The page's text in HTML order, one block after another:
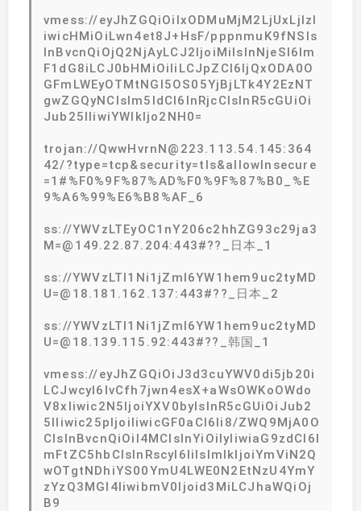
vmess://eyJhZGQiOiIxODMuMjM2LjUxLjIzI
iwicHMiOiLwn4et8J+HsF/pppnmuK9fNSIs
InBvcnQiOjQ2NjAyLCJ2IjoiMiIsInNjeSI6Im
F1dG8iLCJ0bHMiOiIiLCJpZCI6IjQxODA0O
GFmLWEyOTMtNGI5OS05YjBjLTk4Y2EzNT
gwZGQyNCIsIm5ldCI6InRjcCIsInR5cGUiOi
Jub25lIiwiYWlkIjo2NH0=
trojan://QwwHvrnN@223.113.54.145:364
42/?type=tcp&security=tls&allowInsecure
=1#%F0%9F%87%AD%F0%9F%87%B0_%E
9%A6%99%E6%B8%AF_6
ss://YWVzLTEyOC1nY206c2hhZG93c29ja3
M=@149.22.87.204:443#??_日本_1
ss://YWVzLTI1Ni1jZmI6YW1hem9uc2tyMD
U=@18.181.162.137:443#??_日本_2
ss://YWVzLTI1Ni1jZmI6YW1hem9uc2tyMD
U=@18.139.115.92:443#??_韩国_1
vmess://eyJhZGQiOiJ3d3cuYWV0di5jb20i
LCJwcyI6IvCfh7jwn4esX+aWsOWKoOWdo
V8xIiwic2N5IjoiYXV0byIsInR5cGUiOiJub2
5lIiwic25pIjoiIiwicGF0aCI6Ii8/ZWQ9MjA0O
CIsInBvcnQiOiI4MCIsInYiOiIyIiwiaG9zdCI6I
mFtZC5hbCIsInRscyI6IiIsImlkIjoiYmViN2Q
wOTgtNDhiYS00YmU4LWE0N2EtNzU4YmY
zYzQ3MGI4IiwibmV0Ijoid3MiLCJhaWQiOj
B9